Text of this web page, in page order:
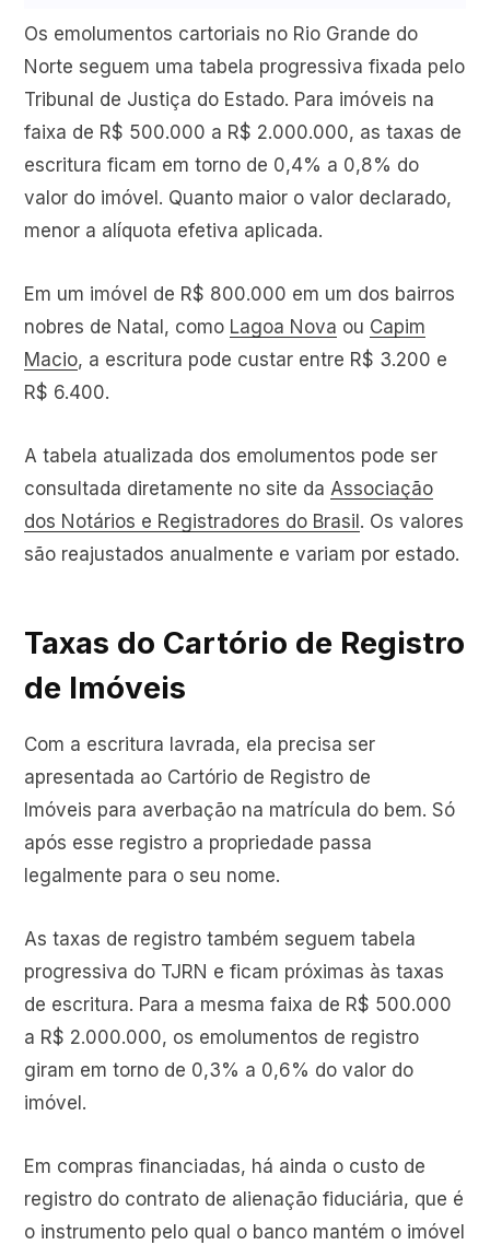
Os emolumentos cartoriais no Rio Grande do
Norte seguem uma tabela progressiva fixada pelo
Tribunal de Justiça do Estado. Para imóveis na
faixa de R$ 500.000 a R$ 2.000.000, as taxas de
escritura ficam em torno de 0,4% a 0,8% do
valor do imóvel. Quanto maior o valor declarado,
menor a alíquota efetiva aplicada.
Em um imóvel de R$ 800.000 em um dos bairros
nobres de Natal, como Lagoa Nova ou Capim
Macio, a escritura pode custar entre R$ 3.200 e
R$ 6.400.
A tabela atualizada dos emolumentos pode ser
consultada diretamente no site da Associação
dos Notários e Registradores do Brasil . Os valores
são reajustados anualmente e variam por estado.
Taxas do Cartório de Registro
de Imóveis
Com a escritura lavrada, ela precisa ser
apresentada ao Cartório de Registro de
Imóveis para averbação na matrícula do bem. Só
após esse registro a propriedade passa
legalmente para o seu nome.
As taxas de registro também seguem tabela
progressiva do TJRN e ficam próximas às taxas
de escritura. Para a mesma faixa de R$ 500.000
a R$ 2.000.000, os emolumentos de registro
giram em torno de 0,3% a 0,6% do valor do
imóvel.
Em compras financiadas, há ainda o custo de
registro do contrato de alienação fiduciária, que é
o instrumento pelo qual o banco mantém o imóvel